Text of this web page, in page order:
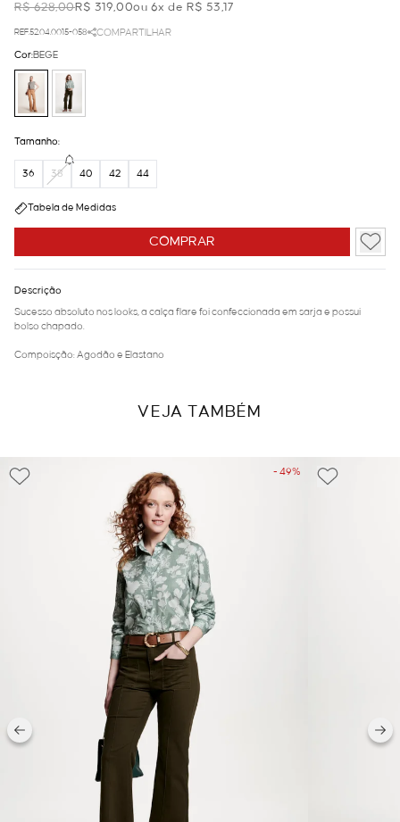
R$ 628,00R$ 319,00ou 6x de R$ 53,17
REF.52.04.0015-058 COMPARTILHAR
COMPRAR
Cor:BEGE
Tamanho:
36 38 40 42 44
Tabela de Medidas
Descrição
Sucesso absoluto nos looks, a calça flare foi confeccionada em sarja e possui
bolso chapado.
Compoisção: Agodão e Elastano
VEJA TAMBÉM
- 49%